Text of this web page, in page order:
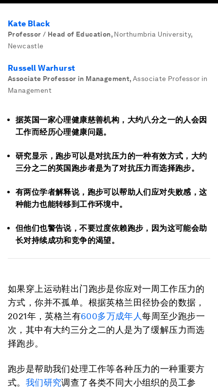
Kate Black
Professor / Head of Education, Northumbria University,
Newcastle
Russell Warhurst
Associate Professor in Management, Associate Professor in
Management
据英国一家心理健康慈善机构，大约八分之一的人会因
工作而经历心理健康问题。
研究显示，跑步可以是对抗压力的一种有效方式，大约
三分之二的英国跑步者是为了对抗压力而选择跑步。
有两位学者解释说，跑步可以帮助人们应对失败感，这
种能力也能转移到工作环境中。
但他们也警告说，不要过度依赖跑步，因为这可能会助
长对持续成功和竞争的渴望。
如果穿上运动鞋出门跑步是你应对一周工作压力的
方式，你并不孤单。根据英格兰田径协会的数据，
2021年，英格兰有600多万成年人每周至少跑步一
次，其中有大约三分之二的人是为了缓解压力而选
择跑步。
跑步是帮助我们处理工作等各种压力的一种重要方
式。 我们研究调查了各类不同大小组织的员工参